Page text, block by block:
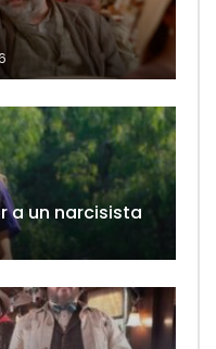
a un narcisista